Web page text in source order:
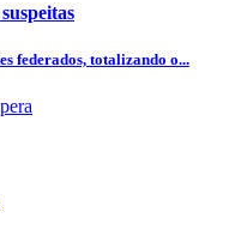
federados, totalizando o...